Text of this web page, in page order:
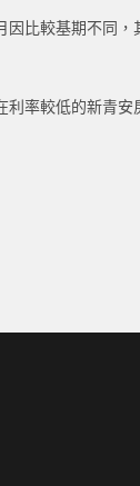
比較基期不同
率較低的新青